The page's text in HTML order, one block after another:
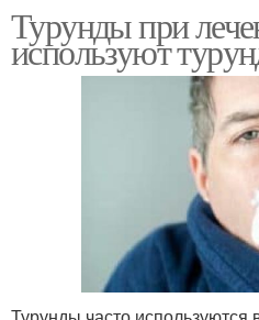
Турунды при
используют